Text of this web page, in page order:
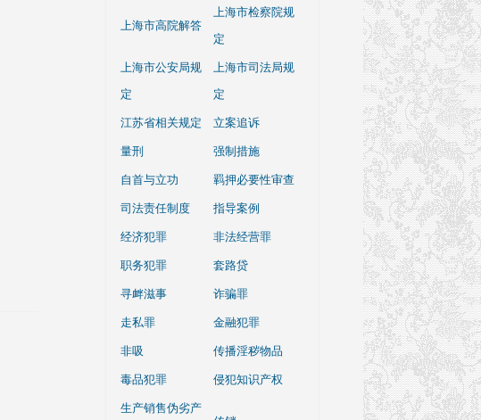
上海市高院解答
上海市检察院规
定
上海市公安局规
定
上海市司法局规
定
江苏省相关规定
立案追诉
量刑
强制措施
自首与立功
羁押必要性审查
司法责任制度
指导案例
经济犯罪
非法经营罪
职务犯罪
套路贷
寻衅滋事
诈骗罪
走私罪
金融犯罪
非吸
传播淫秽物品
毒品犯罪
侵犯知识产权
生产销售伪劣产